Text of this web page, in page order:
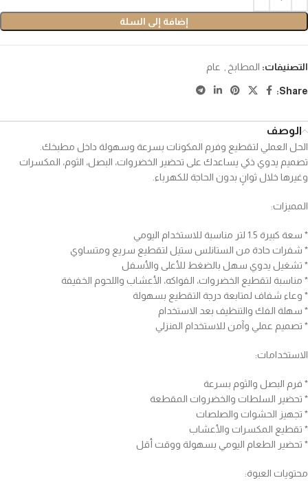
إضافة إلى السلة
التصنيفات: المطابخ عام
Share:
الوصف
الحل العملي لتقطيع وفرم المكونات بسرعة وسهولة داخل مطبخك.
تصميم يدوي ذكي يساعدك على تحضير الخضروات، البصل، الثوم، المكسرات
وغيرها خلال ثوانٍ بدون الحاجة للكهرباء.
المميزات:
* سعة كبيرة 1.5 لتر مناسبة للاستخدام اليومي
* شفرات حادة من الستانلس ستيل لتقطيع سريع ومتساوي
* تشغيل يدوي سهل بالضغط للأعلى والأسفل
* مناسبة لتقطيع الخضروات، الفواكه، الأعشاب واللحوم الخفيفة
* وعاء شفاف لمتابعة درجة التقطيع بسهولة
* سهلة الفك والتنظيف بعد الاستخدام
* تصميم عملي وآمن للاستخدام المنزلي
الاستخدامات:
* فرم البصل والثوم بسرعة
* تحضير السلطات والخضروات المقطعة
* تجهيز الحشوات والصلصات
* تقطيع المكسرات والأعشاب
* تحضير الطعام اليومي بسهولة ووقت أقل
محتويات العبوة: